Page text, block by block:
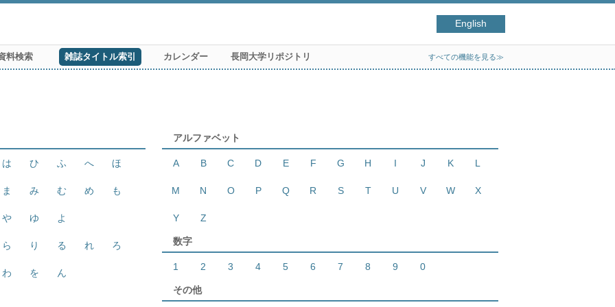
English
料検索 雑誌タイトル索引 カレンダー 長岡大学リポジトリ すべての機能を見る≫
は ひ ふ へ ほ
ま み む め も
や ゆ よ
ら り る れ ろ
わ を ん
アルファベット
A B C D E F G H I J K L
M N O P Q R S T U V W X
Y Z
数字
1 2 3 4 5 6 7 8 9 0
その他